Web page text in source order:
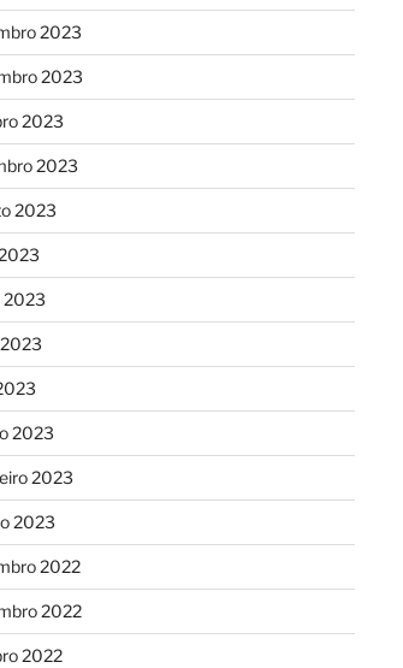
2023
2023
2023
2023
2023
2023
2023
2023
2023
2022
2022
2022